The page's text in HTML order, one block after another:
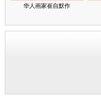
华人画家崔自默作